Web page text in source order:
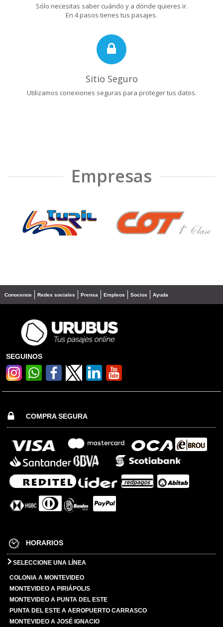
Sólo necesitas saber cuándo y a dónde quieres ir.
En 4 pasos tienes tus pasajes.
Sitio Seguro
Utilizamos conexiones seguras para proteger tus datos.
Empresas
❮ ❯
Conocenos Redes sociales Prensa Empleos Socios Ayuda
SEGUINOS
COMPRA SEGURA
HORARIOS
SELECCIONE UNA LÍNEA
COLONIA A MONTEVIDEO
MONTEVIDEO A PIRIÁPOLIS
MONTEVIDEO A PUNTA DEL ESTE
PUNTA DEL ESTE A AEROPUERTO CARRASCO
MONTEVIDEO A JOSÉ IGNACIO